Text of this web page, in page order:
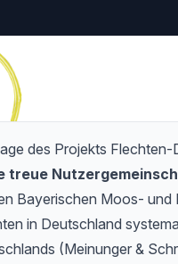
des Projekts Flechten-
treue
Bayerischen Moos-
in Deutschland
(Meinunger &